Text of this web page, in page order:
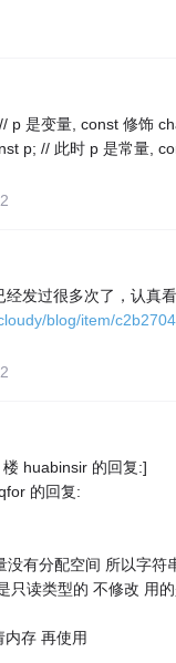
p 是变量, const 修饰
p; // 此时 p 是常量,
经发过很多次了，认真
blog/item/
huabinsir 的回复:]
的回复:
没有分配空间 所以字符
只读类型的 不修改 用
内存 再使用